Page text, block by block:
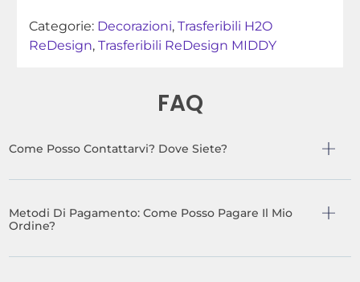
Categorie: Decorazioni, Trasferibili H2O
ReDesign, Trasferibili ReDesign MIDDY
FAQ
Come Posso Contattarvi? Dove Siete?
Metodi Di Pagamento: Come Posso Pagare Il Mio
Ordine?